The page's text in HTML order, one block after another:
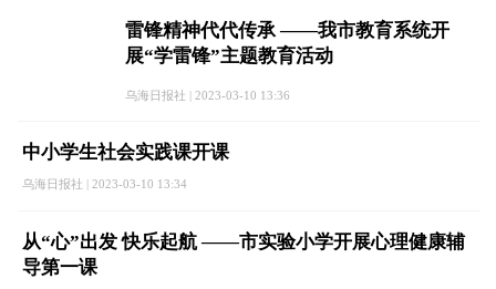
雷锋精神代代传承 ——我市教育系统开
展“学雷锋”主题教育活动
乌海日报社 | 2023-03-10 13:36
中小学生社会实践课开课
乌海日报社 | 2023-03-10 13:34
从“心”出发 快乐起航 ——市实验小学开展心理健康辅
导第一课